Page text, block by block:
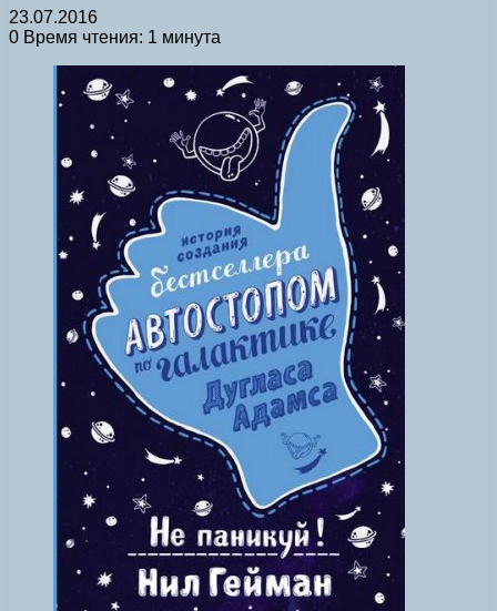
23.07.2016
0 Время чтения: 1 минута